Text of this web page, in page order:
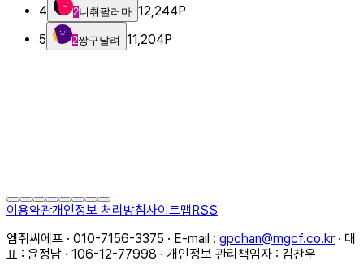
4
2니취팔러마 12,244P
5
2짱구달려 11,204P
이용약관개인정보 처리방침사이트맵RSS
엠쥐씨에프 · 010-7156-3375 · E-mail : gpchan@mgcf.co.kr · 대
표 : 윤정남 · 106-12-77998 · 개인정보 관리책임자 : 김찬우